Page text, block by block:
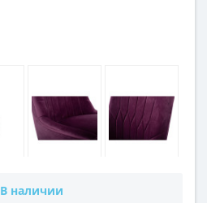
В наличии